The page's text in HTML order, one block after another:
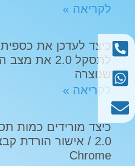
לקריאה »
כיצד לעדכן את
לתסקל 2.0
שנוצרה
לקריאה »
כיצד מורידים כמות
2.0 / אישור הורדת
Chrome